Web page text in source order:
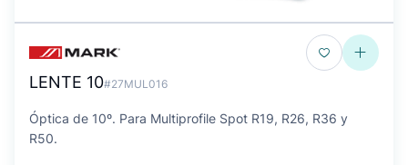
LENTE 10#27MUL016
Óptica de 10º. Para Multiprofile Spot R19, R26, R36 y
R50.